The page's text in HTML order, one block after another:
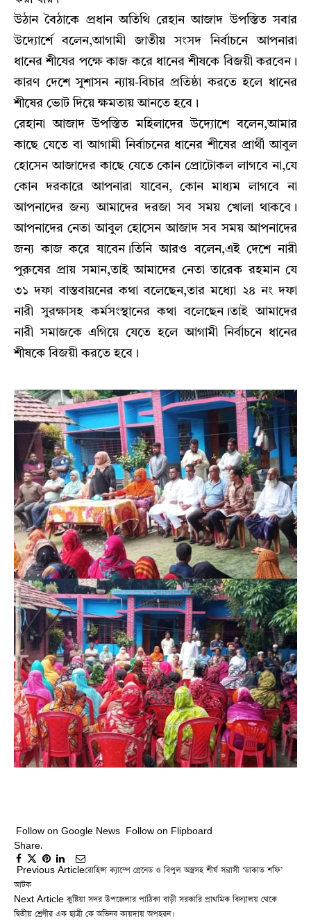
উঠান বৈঠাকে প্রধান অতিথি রেহান আজাদ উপস্তিত সবার
উদ্যোর্শে বলেন,আগামী জাতীয় সংসদ নির্বাচনে আপনারা
ধানের শীষের পক্ষে কাজ করে ধানের শীষকে বিজয়ী করবেন।
কারণ দেশে সুশাসন ন্যায়-বিচার প্রতিষ্ঠা করতে হলে ধানের
শীষের ভোট দিয়ে ক্ষমতায় আনতে হবে।
রেহানা আজাদ উপস্তিত মহিলাদের উদ্যোশে বলেন,আমার
কাছে যেতে বা আগামী নির্বাচনের ধানের শীষের প্রার্থী আবুল
হোসেন আজাদের কাছে যেতে কোন প্রোটোকল লাগবে না,যে
কোন দরকারে আপনারা যাবেন, কোন মাধ্যম লাগবে না
আপনাদের জন্য আমাদের দরজা সব সময় খোলা থাকবে।
আপনাদের নেতা আবুল হোসেন আজাদ সব সময় আপনাদের
জন্য কাজ করে যাবেন।তিনি আরও বলেন,এই দেশে নারী
পুরুষের প্রায় সমান,তাই আমাদের নেতা তারেক রহমান যে
৩১ দফা বাস্তবায়নের কথা বলেছেন,তার মধ্যো ২৪ নং দফা
নারী সুরক্ষাসহ কর্মসংস্থানের কথা বলেছেন।তাই আমাদের
নারী সমাজকে এগিয়ে যেতে হলে আগামী নির্বাচনে ধানের
শীষকে বিজয়ী করতে হবে।
Follow on Google News
Follow on Flipboard
Share.
Facebook
TwitterPinterest
LinkedIn
Tumblr
Email
Link
Previous Articleরোহিঙ্গা ক্যাম্পে গ্রেনেড ও বিপুল অস্ত্রসহ শীর্ষ সন্ত্রাসী ‘ডাকাত শফি’
আটক
Next Articleকুষ্টিয়া সদর উপজেলার পাঠিকা বাড়ী সরকারি প্রাথমিক বিদ্যালয় থেকে
দ্বিতীয় শ্রেণীর এক ছাত্রী কে অভিনব কায়দায় অপহরন।